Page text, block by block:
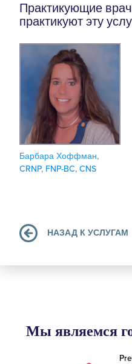
Практикующие
практикуют эту
Барбара Хоффман,
CRNP, FNP-BC, CNS
НАЗАД К УСЛУГАМ
Мы являемся